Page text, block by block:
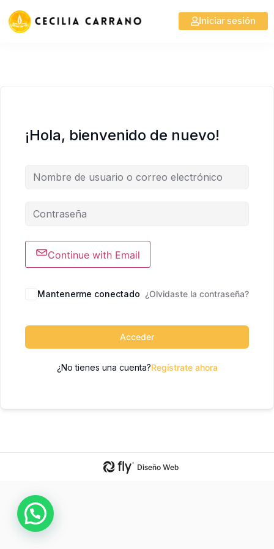
Iniciar sesión
¡Hola, bienvenido de nuevo!
Continue with Email
Mantenerme conectado ¿Olvidaste la contraseña?
Acceder
¿No tienes una cuenta?Regístrate ahora
Diseño Web